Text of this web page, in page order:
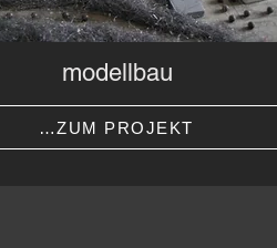
modellbau
…ZUM PROJEKT